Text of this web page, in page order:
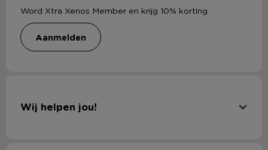
Word Xtra Xenos Member en krijg 10% korting
aanmelden
Wij helpen jou!